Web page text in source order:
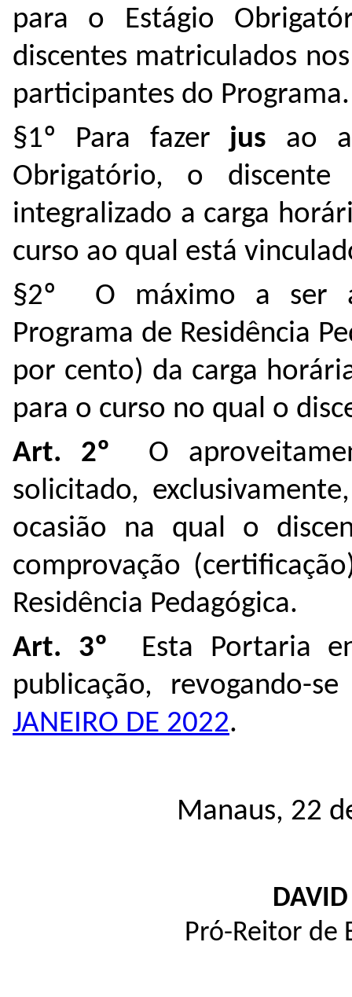
para o Estágio
discentes matriculados
participantes do Programa.
§1º Para fazer jus ao
Obrigatório, o discente
integralizado a carga
curso ao qual está
§2º O máximo a ser
Programa de Residência
por cento) da carga
para o curso no qual o
Art. 2º O
solicitado,
ocasião na qual o
comprovação
Residência Pedagógica.
Art. 3º Esta Portaria
publicação, revogando-
JANEIRO DE 2022.
Manaus, 22
DAVID
Pró-Reitor de